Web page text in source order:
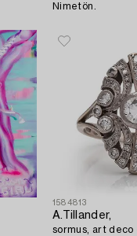
Nimetön.
1584813
A.Tillander,
sormus, art deco